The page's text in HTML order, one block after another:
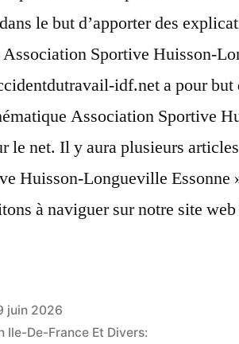
le but d’apporter des
Sportive Huisson-
idf.net a pour
Association Sportive
le net. Il y aura plusieurs
Huisson-Longueville Essonne
à naviguer sur notre site
juin 2026
Ile-De-France Et Divers: